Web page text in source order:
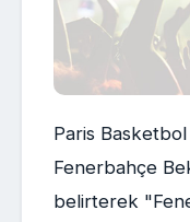
Paris
Fenerbahçe
belirterek